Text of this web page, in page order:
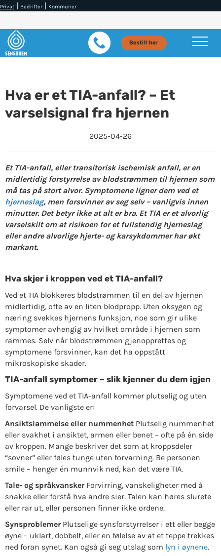
Privat | Bedrifter | Kommuner
Bestill her
Hva er et TIA-anfall? – Et
varselsignal fra hjernen
2025-04-26
Et TIA-anfall, eller transitorisk ischemisk anfall, er en
midlertidig forstyrrelse av blodstrømmen til hjernen som
må tas på stort alvor. Symptomene ligner dem ved et
hjerneslag, men forsvinner av seg selv – vanligvis innen
minutter. Det betyr ikke at alt er bra. Et TIA er et alvorlig
varselskilt om at risikoen for et fullstendig hjerneslag
eller andre alvorlige hjerte- og karsykdommer har økt
markant.
Hva skjer i kroppen ved et TIA-anfall?
Ved et TIA blokkeres blodstrømmen til en del av hjernen
midlertidig, ofte av en liten blodpropp. Uten oksygen og
næring svekkes hjernens funksjon, noe som gir ulike
symptomer avhengig av hvilket område i hjernen som
rammes. Selv når blodstrømmen gjenopprettes og
symptomene forsvinner, kan det ha oppstått
mikroskopiske skader.
TIA-anfall symptomer – slik kjenner du dem igjen
Symptomene ved et TIA-anfall kommer plutselig og uten
forvarsel. De vanligste er:
Ansiktslammelse eller nummenhetPlutselig nummenhet
eller svakhet i ansiktet, armen eller benet – ofte på én side
av kroppen. Mange beskriver det som at kroppsdeler
“sovner” eller føles tunge uten forvarning. Be personen
smile – henger én munnvik ned, kan det være TIA.
Tale- og språkvanskerForvirring, vanskeligheter med å
snakke eller forstå hva andre sier. Talen kan høres slurete
eller rar ut, eller personen finner ikke ordene.
SynsproblemerPlutselige synsforstyrrelser i ett eller begge
øyne – uklart, dobbelt, eller en følelse av at et teppe trekkes
ned foran synet. Kan også gi seg utslag som lyn i øynene.